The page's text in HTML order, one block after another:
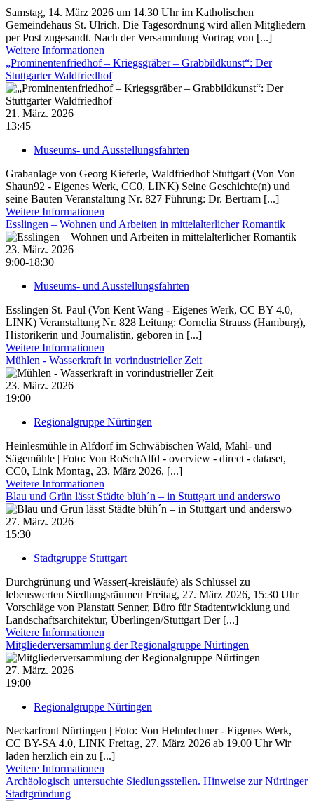
Samstag, 14. März 2026 um 14.30 Uhr im Katholischen
Gemeindehaus St. Ulrich. Die Tagesordnung wird allen Mitgliedern
per Post zugesandt. Nach der Versammlung Vortrag von [...]
Weitere Informationen
„Prominentenfriedhof – Kriegsgräber – Grabbildkunst“: Der
Stuttgarter Waldfriedhof
21. März. 2026
13:45
Museums- und Ausstellungsfahrten
Grabanlage von Georg Kieferle, Waldfriedhof Stuttgart (Von Von
Shaun92 - Eigenes Werk, CC0, LINK) Seine Geschichte(n) und
seine Bauten Veranstaltung Nr. 827 Führung: Dr. Bertram [...]
Weitere Informationen
Esslingen – Wohnen und Arbeiten in mittelalterlicher Romantik
23. März. 2026
9:00-18:30
Museums- und Ausstellungsfahrten
Esslingen St. Paul (Von Kent Wang - Eigenes Werk, CC BY 4.0,
LINK) Veranstaltung Nr. 828 Leitung: Cornelia Strauss (Hamburg),
Historikerin und Journalistin, geboren in [...]
Weitere Informationen
Mühlen - Wasserkraft in vorindustrieller Zeit
23. März. 2026
19:00
Regionalgruppe Nürtingen
Heinlesmühle in Alfdorf im Schwäbischen Wald, Mahl- und
Sägemühle | Foto: Von RoSchAlfd - overview - direct - dataset,
CC0, Link Montag, 23. März 2026, [...]
Weitere Informationen
Blau und Grün lässt Städte blüh´n – in Stuttgart und anderswo
27. März. 2026
15:30
Stadtgruppe Stuttgart
Durchgrünung und Wasser(-kreisläufe) als Schlüssel zu
lebenswerten Siedlungsräumen Freitag, 27. März 2026, 15:30 Uhr
Vorschläge von Planstatt Senner, Büro für Stadtentwicklung und
Landschaftsarchitektur, Überlingen/Stuttgart Der [...]
Weitere Informationen
Mitgliederversammlung der Regionalgruppe Nürtingen
27. März. 2026
19:00
Regionalgruppe Nürtingen
Neckarfront Nürtingen | Foto: Von Helmlechner - Eigenes Werk,
CC BY-SA 4.0, LINK Freitag, 27. März 2026 ab 19.00 Uhr Wir
laden herzlich ein zu [...]
Weitere Informationen
Archäologisch untersuchte Siedlungsstellen. Hinweise zur Nürtinger
Stadtgründung